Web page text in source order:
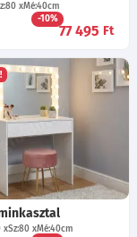
Mé:40cm
-10%
77 495 Ft
Sz:80 Mé:40cm